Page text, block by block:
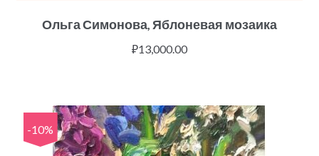
Ольга Симонова, Яблоневая мозаика
₽13,000.00
-10%